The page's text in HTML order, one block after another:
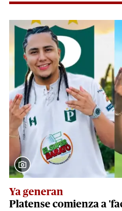
Ya generan
Platense comienza a